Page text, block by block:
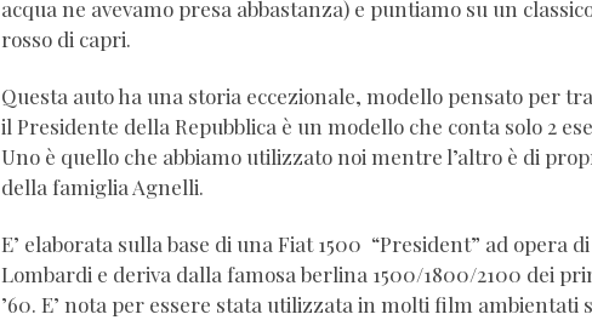
acqua ne avevamo presa abbastanza) e puntiamo su un
rosso di capri.
Questa auto ha una storia eccezionale, modello pensato per
il Presidente della Repubblica è un modello che conta solo 2
Uno è quello che abbiamo utilizzato noi mentre l’altro è di
della famiglia Agnelli.
E’ elaborata sulla base di una Fiat 1500 “President” ad opera
Lombardi e deriva dalla famosa berlina 1500/1800/2100 dei
’60. E’ nota per essere stata utilizzata in molti film ambientati